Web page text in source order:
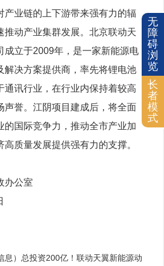
产业链的上下游带来强有力的辐
推动产业集群发展。北京联动天
成立于2009年，是一家新能源电
解决方案提供商，率先将锂电池
通讯行业，在行业内保持着较高
声誉。江阴项目建成后，将全面
的国际竞争力，推动全市产业加
质量发展提供强有力的支撑。
办公室
息）总投资200亿！联动天翼新能源动
无
障
碍
浏
览
长
者
模
式